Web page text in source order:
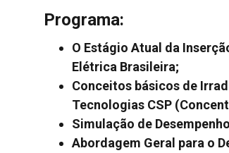
Programa:
O Estágio Atual da
Elétrica Brasileira;
Conceitos básicos de
Tecnologias CSP
Simulação de
Abordagem Geral para o